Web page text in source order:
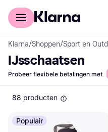
Voor shoppers
Klarna/Shoppen/Sport en
IJsschaatsen
Probeer flexibele betalingen met
88 producten
Populair